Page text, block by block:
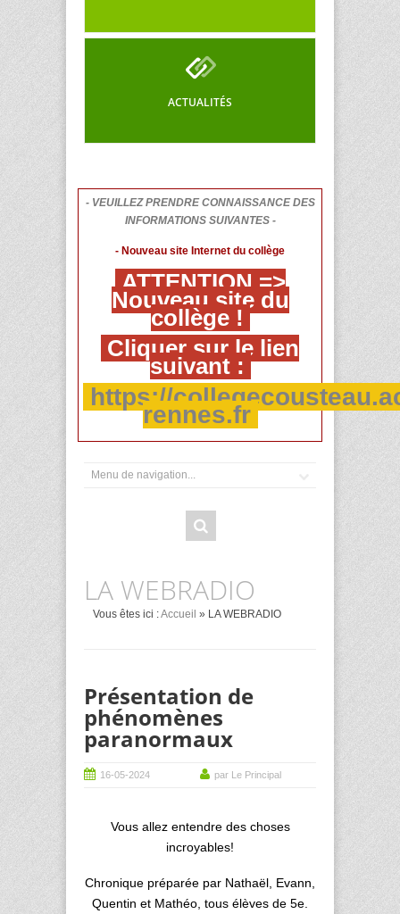
ACTUALITÉS
- VEUILLEZ PRENDRE CONNAISSANCE DES
INFORMATIONS SUIVANTES -
- Nouveau site Internet du collège
ATTENTION =>
Nouveau site du
collège !
Cliquer sur le lien
suivant :
https://
rennes.fr
LA WEBRADIO
Vous êtes ici :Accueil » LA WEBRADIO
Présentation de
phénomènes
paranormaux
16-05-2024 par Le Principal
Vous allez entendre des choses
incroyables!
Chronique préparée par Nathaël, Evann,
Quentin et Mathéo, tous élèves de 5e.